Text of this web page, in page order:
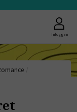
Inloggen